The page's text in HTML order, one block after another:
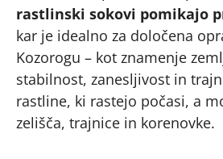
rastlinski sokovi pomikajo
kar je idealno za določena
Kozorogu – kot znamenje
stabilnost, zanesljivost in
rastline, ki rastejo počasi, a
zelišča, trajnice in korenovke.